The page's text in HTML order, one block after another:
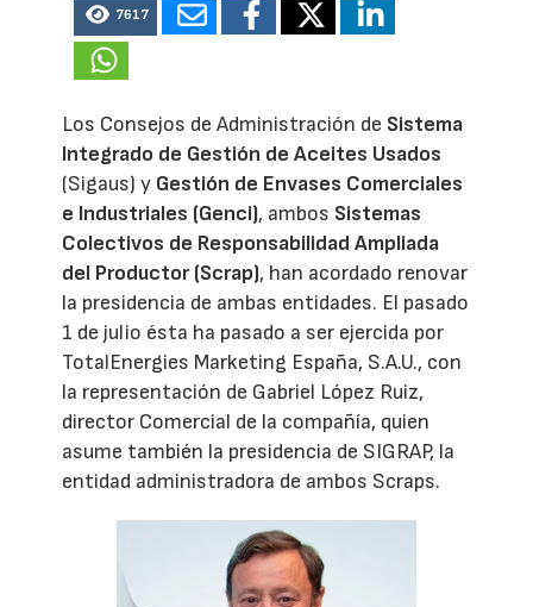
7617
Los Consejos de Administración de Sistema
Integrado de Gestión de Aceites Usados
(Sigaus) y Gestión de Envases Comerciales
e Industriales (Genci), ambos Sistemas
Colectivos de Responsabilidad Ampliada
del Productor (Scrap), han acordado renovar
la presidencia de ambas entidades. El pasado
1 de julio ésta ha pasado a ser ejercida por
TotalEnergies Marketing España, S.A.U., con
la representación de Gabriel López Ruiz,
director Comercial de la compañía, quien
asume también la presidencia de SIGRAP, la
entidad administradora de ambos Scraps.